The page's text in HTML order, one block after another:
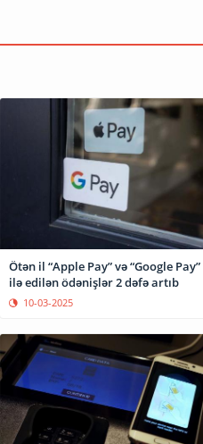
Ötən il “Apple Pay” və “Google Pay”
ilə edilən ödənişlər 2 dəfə artıb
10-03-2025